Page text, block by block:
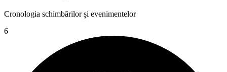
Cronologia schimbărilor și evenimentelor
6